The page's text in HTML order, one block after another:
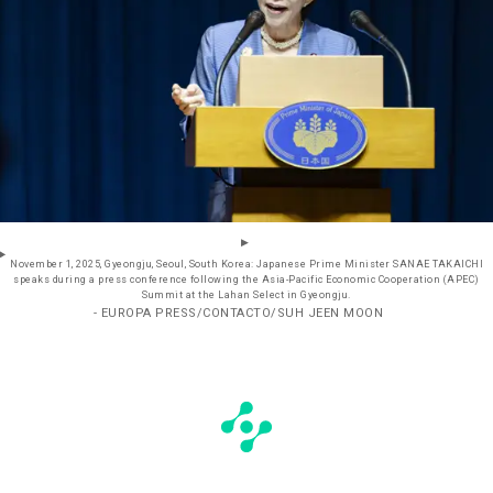
November 1, 2025, Gyeongju, Seoul, South Korea: Japanese Prime Minister SANAE TAKAICHI
speaks during a press conference following the Asia-Pacific Economic Cooperation (APEC)
Summit at the Lahan Select in Gyeongju.
- EUROPA PRESS/CONTACTO/SUH JEEN MOON